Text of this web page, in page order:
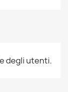
degli utenti.